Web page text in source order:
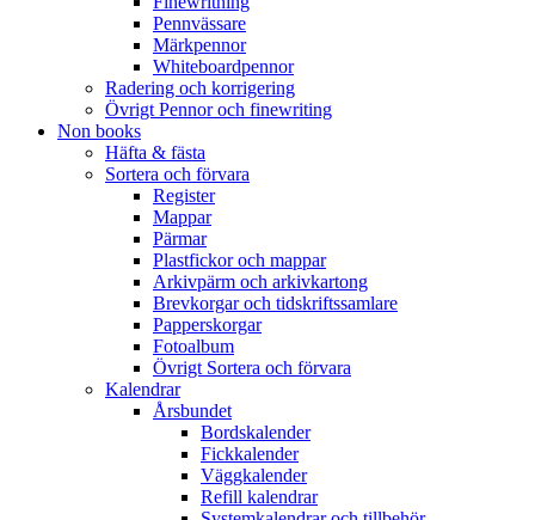
Pennvässare
Märkpennor
Whiteboardpennor
Radering och korrigering
Övrigt Pennor och finewriting
Non books
Häfta & fästa
Sortera och förvara
Register
Mappar
Pärmar
Plastfickor och mappar
Arkivpärm och arkivkartong
Brevkorgar och tidskriftssamlare
Papperskorgar
Fotoalbum
Övrigt Sortera och förvara
Kalendrar
Årsbundet
Bordskalender
Fickkalender
Väggkalender
Refill kalendrar